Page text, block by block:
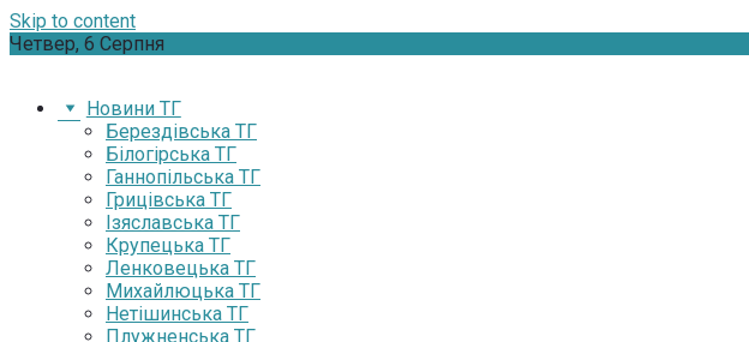
Skip to content
Четвер, 6 Серпня
Новини ТГ
Берездівська ТГ
Білогірська ТГ
Ганнопільська ТГ
Грицівська ТГ
Ізяславська ТГ
Крупецька ТГ
Ленковецька ТГ
Михайлюцька ТГ
Нетішинська ТГ
Плужненська ТГ